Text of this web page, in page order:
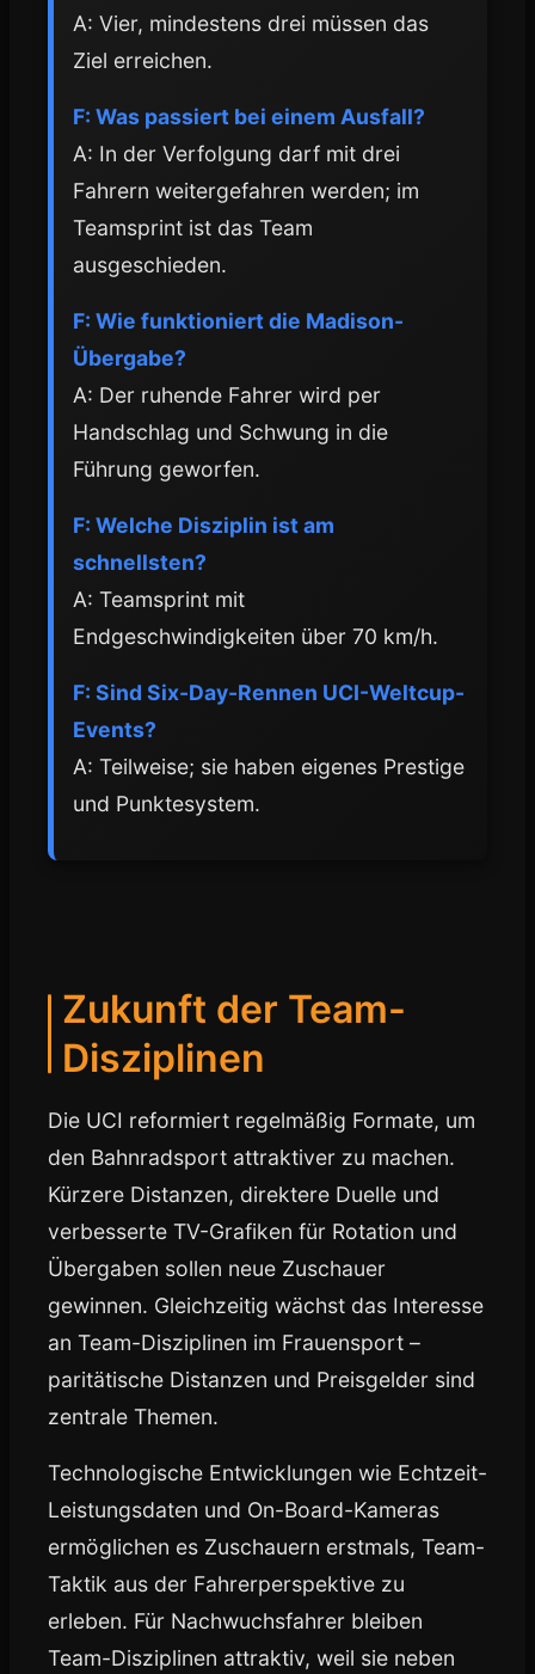
A: Vier, mindestens drei müssen das
Ziel erreichen.
F: Was passiert bei einem Ausfall?
A: In der Verfolgung darf mit drei
Fahrern weitergefahren werden; im
Teamsprint ist das Team
ausgeschieden.
F: Wie funktioniert die Madison-
Übergabe?
A: Der ruhende Fahrer wird per
Handschlag und Schwung in die
Führung geworfen.
F: Welche Disziplin ist am
schnellsten?
A: Teamsprint mit
Endgeschwindigkeiten über 70 km/h.
F: Sind Six-Day-Rennen UCI-Weltcup-
Events?
A: Teilweise; sie haben eigenes Prestige
und Punktesystem.
Zukunft der Team-
Disziplinen
Die UCI reformiert regelmäßig Formate, um
den Bahnradsport attraktiver zu machen.
Kürzere Distanzen, direktere Duelle und
verbesserte TV-Grafiken für Rotation und
Übergaben sollen neue Zuschauer
gewinnen. Gleichzeitig wächst das Interesse
an Team-Disziplinen im Frauensport –
paritätische Distanzen und Preisgelder sind
zentrale Themen.
Technologische Entwicklungen wie Echtzeit-
Leistungsdaten und On-Board-Kameras
ermöglichen es Zuschauern erstmals, Team-
Taktik aus der Fahrerperspektive zu
erleben. Für Nachwuchsfahrer bleiben
Team-Disziplinen attraktiv, weil sie neben